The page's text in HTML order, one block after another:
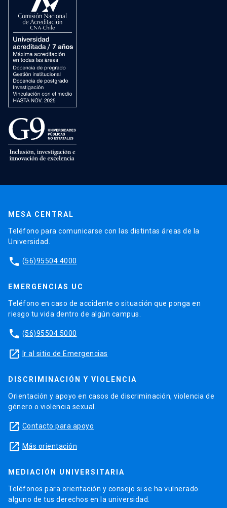
MESA CENTRAL
Teléfono para comunicarse con las distintas áreas de la
Universidad.
phone (56)95504 4000
EMERGENCIAS UC
Teléfono en caso de accidente o situación que ponga en
riesgo tu vida dentro de algún campus.
phone (56)95504 5000
launch Ir al sitio de Emergencias
DISCRIMINACIÓN Y VIOLENCIA
Orientación y apoyo en casos de discriminación, violencia de
género o violencia sexual.
launch Contacto para apoyo
launch Más orientación
MEDIACIÓN UNIVERSITARIA
Teléfonos para orientación y consejo si se ha vulnerado
alguno de tus derechos en la universidad.